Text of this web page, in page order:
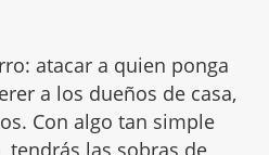
atacar a quien ponga
a los dueños de casa,
Con algo tan simple
tendrás las sobras de